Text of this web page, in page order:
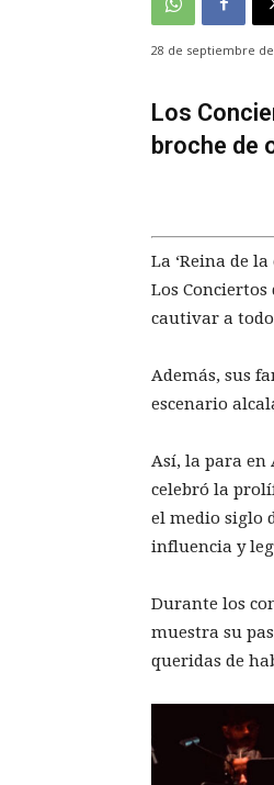
28 de septiembre de
Los
broche de
La ‘Reina de
Los
cautivar a
Además, sus
escenario
Así, la para en
celebró la
el medio siglo
influencia y
Durante los
muestra su
queridas de